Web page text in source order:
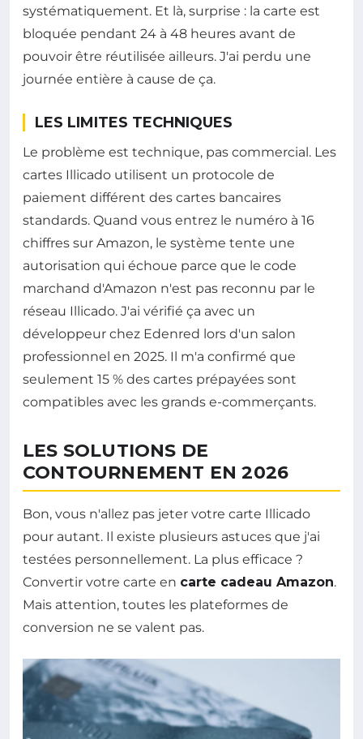
systématiquement. Et là, surprise : la carte est
bloquée pendant 24 à 48 heures avant de
pouvoir être réutilisée ailleurs. J'ai perdu une
journée entière à cause de ça.
LES LIMITES TECHNIQUES
Le problème est technique, pas commercial. Les
cartes Illicado utilisent un protocole de
paiement différent des cartes bancaires
standards. Quand vous entrez le numéro à 16
chiffres sur Amazon, le système tente une
autorisation qui échoue parce que le code
marchand d'Amazon n'est pas reconnu par le
réseau Illicado. J'ai vérifié ça avec un
développeur chez Edenred lors d'un salon
professionnel en 2025. Il m'a confirmé que
seulement 15 % des cartes prépayées sont
compatibles avec les grands e-commerçants.
LES SOLUTIONS DE
CONTOURNEMENT EN 2026
Bon, vous n'allez pas jeter votre carte Illicado
pour autant. Il existe plusieurs astuces que j'ai
testées personnellement. La plus efficace ?
Convertir votre carte en carte cadeau Amazon.
Mais attention, toutes les plateformes de
conversion ne se valent pas.